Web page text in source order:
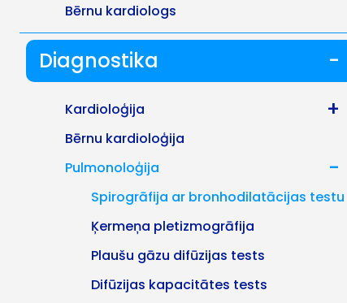
Bērnu kardiologs
Diagnostika -
Kardioloģija +
Bērnu kardioloģija
Pulmonoloģija
-
Spirogrāfija ar bronhodilatācijas testu
Ķermeņa pletizmogrāfija
Plaušu gāzu difūzijas tests
Difūzijas kapacitātes tests